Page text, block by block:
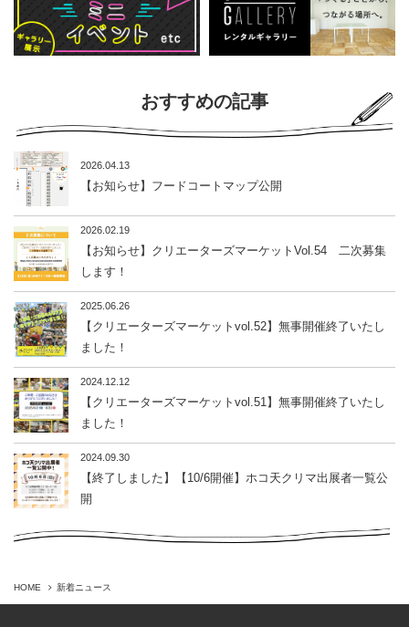
おすすめの記事
2026.04.13
【お知らせ】フードコートマップ公開
2026.02.19
【お知らせ】クリエーターズマーケットVol.54 二次募集
します！
2025.06.26
【クリエーターズマーケットvol.52】無事開催終了いたし
ました！
2024.12.12
【クリエーターズマーケットvol.51】無事開催終了いたし
ました！
2024.09.30
【終了しました】【10/6開催】ホコ天クリマ出展者一覧公
開
HOME 新着ニュース